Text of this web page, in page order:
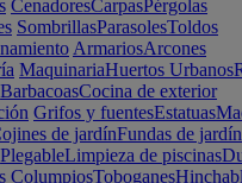
CenadoresCarpasPérgolas
SombrillasParasolesToldos
ArmariosArcones
MaquinariaHuertos Urbanos
BarbacoasCocina de exterior
Grifos y fuentesEstatuas
de jardínFundas de jardín
PlegableLimpieza de piscinas
ColumpiosToboganes